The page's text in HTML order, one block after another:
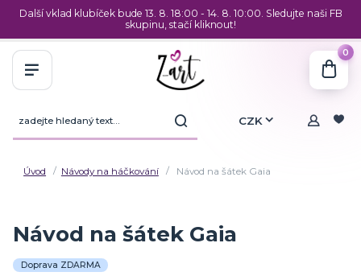
Další vklad klubíček bude 13. 8. 18:00 - 14. 8. 10:00. Sledujte naši FB
skupinu, stačí kliknout!
CZK
0
Úvod Návody na háčkování Návod na šátek Gaia
Návod na šátek Gaia
Doprava ZDARMA